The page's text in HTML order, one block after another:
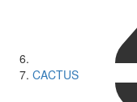
CACTUS